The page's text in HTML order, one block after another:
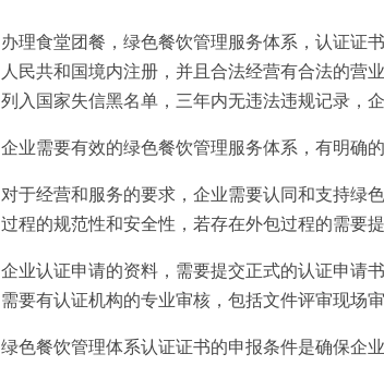
办理食堂团餐，绿色餐饮管理服务体系，认证证
人民共和国境内注册，并且合法经营有合法的营
列入国家失信黑名单，三年内无违法违规记录，
企业需要有效的绿色餐饮管理服务体系，有明确
对于经营和服务的要求，企业需要认同和支持绿
过程的规范性和安全性，若存在外包过程的需要
企业认证申请的资料，需要提交正式的认证申请
需要有认证机构的专业审核，包括文件评审现场
绿色餐饮管理体系认证证书的申报条件是确保企